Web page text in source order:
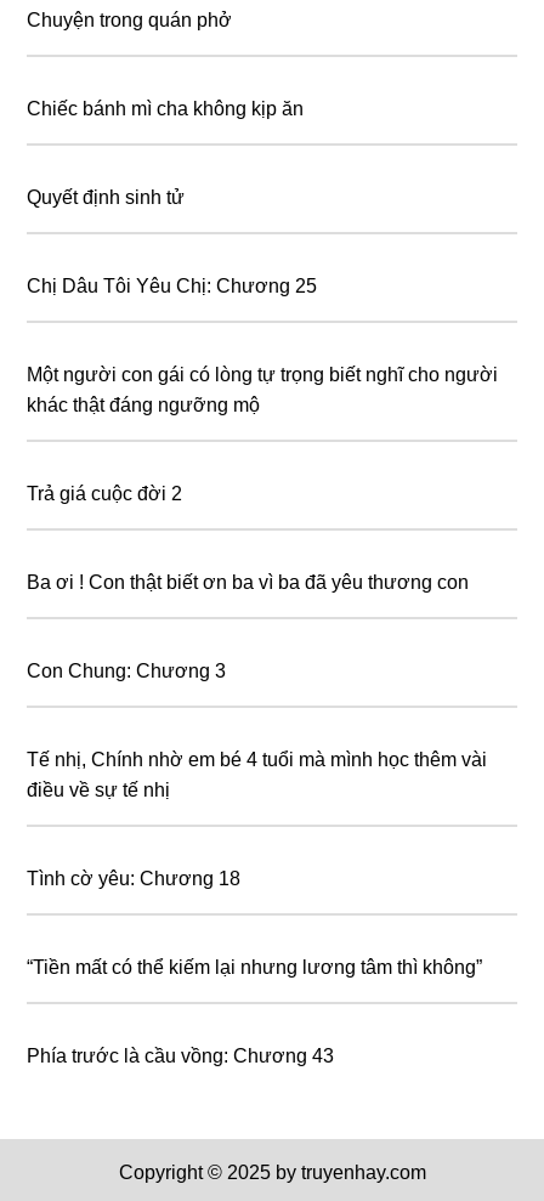
Chuyện trong quán phở
Chiếc bánh mì cha không kịp ăn
Quyết định sinh tử
Chị Dâu Tôi Yêu Chị: Chương 25
Một người con gái có lòng tự trọng biết nghĩ cho người
khác thật đáng ngưỡng mộ
Trả giá cuộc đời 2
Ba ơi ! Con thật biết ơn ba vì ba đã yêu thương con
Con Chung: Chương 3
Tế nhị, Chính nhờ em bé 4 tuổi mà mình học thêm vài
điều về sự tế nhị
Tình cờ yêu: Chương 18
“Tiền mất có thể kiếm lại nhưng lương tâm thì không”
Phía trước là cầu vồng: Chương 43
Copyright © 2025 by truyenhay.com